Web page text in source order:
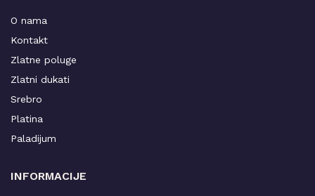
O nama
Kontakt
Zlatne poluge
Zlatni dukati
Srebro
Platina
Paladijum
INFORMACIJE